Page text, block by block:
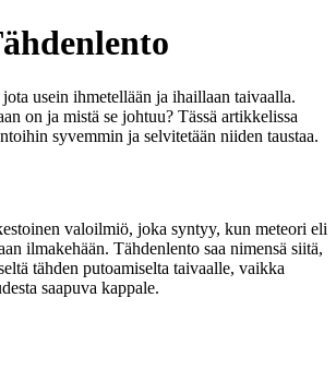
usein ihmetellään ja ihaillaan taivaalla.
on ja mistä se johtuu? Tässä artikkelissa
syvemmin ja selvitetään niiden taustaa.
valoilmiö, joka syntyy, kun meteori eli
ilmakehään. Tähdenlento saa nimensä siitä,
tähden putoamiselta taivaalle, vaikka
saapuva kappale.